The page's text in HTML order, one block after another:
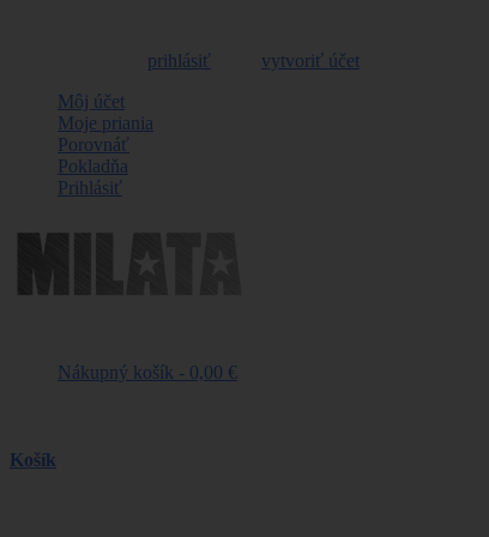
prihlásiť
vytvoriť účet
Môj účet
Moje priania
Porovnáť
Pokladňa
Prihlásiť
Nákupný košík - 0,00 €
Košík